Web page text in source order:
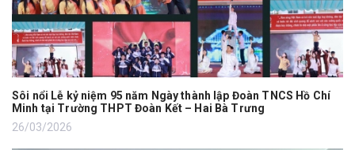
Sôi nổi Lễ kỷ niệm 95 năm Ngày thành lập Đoàn TNCS Hồ Chí
Minh tại Trường THPT Đoàn Kết – Hai Bà Trưng
26/03/2026